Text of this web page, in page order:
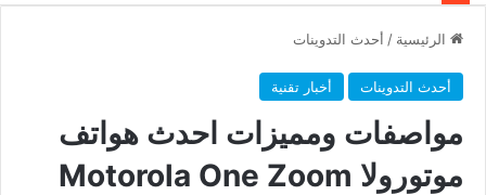
الرئيسية / أحدث التدوينات
أحدث التدوينات أخبار تقنية
مواصفات ومميزات احدث هواتف
موتورولا Motorola One Zoom